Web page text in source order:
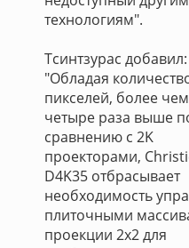
технологиям".
Тсинтзурас добавил:
"Обладая
пикселей, более
четыре раза выше
сравнению с 2K
проекторами,
D4K35 отбрасывает
необходимость
плиточными
проекции 2х2 для